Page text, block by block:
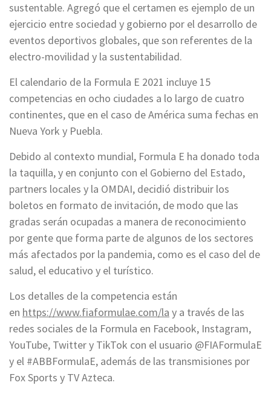
sustentable. Agregó que el certamen es ejemplo de un
ejercicio entre sociedad y gobierno por el desarrollo de
eventos deportivos globales, que son referentes de la
electro-movilidad y la sustentabilidad.
El calendario de la Formula E 2021 incluye 15
competencias en ocho ciudades a lo largo de cuatro
continentes, que en el caso de América suma fechas en
Nueva York y Puebla.
Debido al contexto mundial, Formula E ha donado toda
la taquilla, y en conjunto con el Gobierno del Estado,
partners locales y la OMDAI, decidió distribuir los
boletos en formato de invitación, de modo que las
gradas serán ocupadas a manera de reconocimiento
por gente que forma parte de algunos de los sectores
más afectados por la pandemia, como es el caso del de
salud, el educativo y el turístico.
Los detalles de la competencia están
en https://www.fiaformulae.com/la y a través de las
redes sociales de la Formula en Facebook, Instagram,
YouTube, Twitter y TikTok con el usuario @FIAFormulaE
y el #ABBFormulaE, además de las transmisiones por
Fox Sports y TV Azteca.